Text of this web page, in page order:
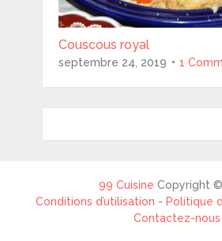
Couscous royal
septembre 24, 2019 1
99 Cuisine Copyright ©
Conditions d’utilisation - Politique
Contactez-nous